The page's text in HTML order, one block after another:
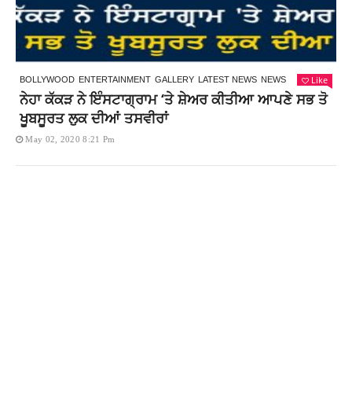
BOLLYWOOD ENTERTAINMENT GALLERY LATEST NEWS NEWS Like
ਨੇਹਾ ਕੱਕੜ ਨੇ ਇੰਸਟਾਗ੍ਰਾਮ ‘ਤੇ ਸ਼ੇਅਰ ਕੀਤੀਆ ਆਪਣੇ ਸਭ ਤੋ
ਖੂਬਸੂਰਤ ਲੁਕ ਦੀਆਂ ਤਸਵੀਰਾਂ
May 02, 2020 8:21 Pm